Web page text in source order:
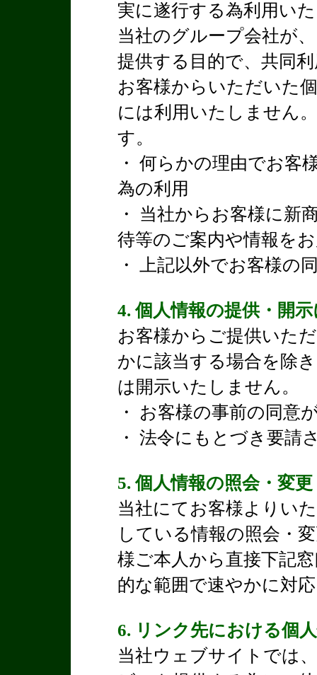
実に遂行する為利用い
当社のグループ会社が
提供する目的で、共同
お客様からいただいた
には利用いたしません
す。
・ 何らかの理由でお客
為の利用
・ 当社からお客様に新
待等のご案内や情報を
・ 上記以外でお客様の
4. 個人情報の提供・開
お客様からご提供いた
かに該当する場合を除
は開示いたしません。
・ お客様の事前の同意
・ 法令にもとづき要請
5. 個人情報の照会・変
当社にてお客様よりい
している情報の照会・
様ご本人から直接下記
的な範囲で速やかに対
6. リンク先における個
当社ウェブサイトでは